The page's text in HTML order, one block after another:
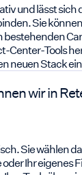
und lässt sich
Sie
Center-Tools
neuen Stack
wir in
Sie wählen
Ihr eigenes